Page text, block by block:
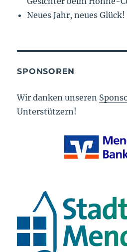
Neues Jahr, neues Glück!
SPONSOREN
Wir danken unseren
Unterstützern!